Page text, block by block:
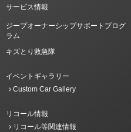
サービス情報
ジープオーナーシップサポートプログ
ラム
キズとり救急隊
イベントギャラリー
Custom Car Gallery
リコール情報
リコール等関連情報